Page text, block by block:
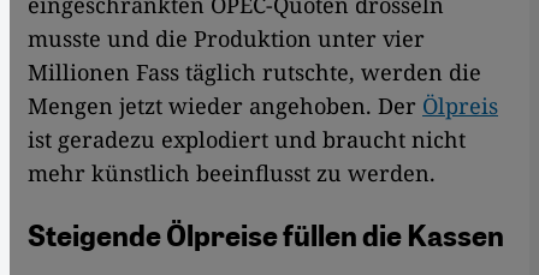
musste und die Produktion unter vier
Millionen Fass täglich rutschte, werden die
Mengen jetzt wieder angehoben. Der Ölpreis
ist geradezu explodiert und braucht nicht
mehr künstlich beeinflusst zu werden.
Steigende Ölpreise füllen die Kassen